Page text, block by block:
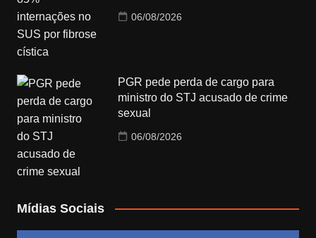
06/08/2026
PGR pede perda de cargo para
ministro do STJ acusado de crime
sexual
06/08/2026
Mídias Sociais